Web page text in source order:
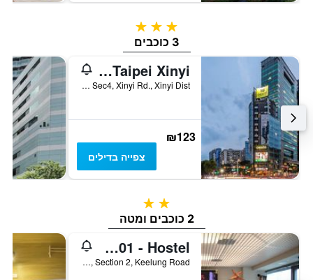
3 כוכבים
3 כוכבים
Check Inn Taipei Xinyi
3F, No 468, Sec4, Xinyi Rd., Xinyi Dist, טאיפיי, טייוואן
₪123
צפייה בדילים
2 כוכבים
2 כוכבים ומטה
Formosa101 - Hostel
5F, No. 115, Section 2, Keelung Road, טאיפיי, טייוואן